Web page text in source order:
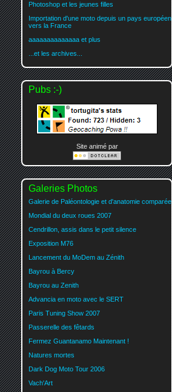
Photoshop et les jeunes filles
Importation d'une moto depuis un pays européen
vers la France
aaaaaaaaaaaaaa et plus
...et les archives...
Pubs :-)
Site animé par
Galeries Photos
Galerie de Paléontologie et d'anatomie comparée
Mondial du deux roues 2007
Cendrillon, assis dans le petit silence
Exposition M76
Lancement du MoDem au Zénith
Bayrou à Bercy
Bayrou au Zenith
Advancia en moto avec le SERT
Paris Tuning Show 2007
Passerelle des fêtards
Fermez Guantanamo Maintenant !
Natures mortes
Dark Dog Moto Tour 2006
Vach'Art